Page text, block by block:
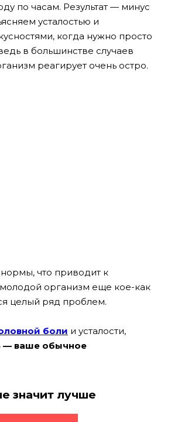
по часам. Результат — минус
усталостью и
когда нужно просто
в большинстве случаев
реагирует очень остро.
что приводит к
организм еще кое-как
целый ряд проблем.
боли и усталости,
— ваше обычное
значит лучше